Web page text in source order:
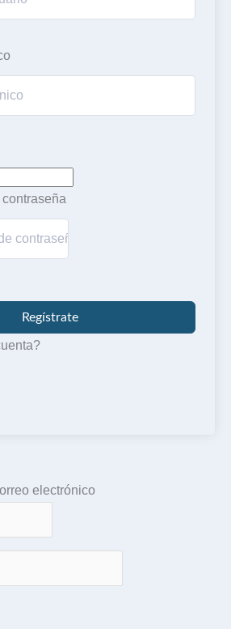
Regístrate
electrónico